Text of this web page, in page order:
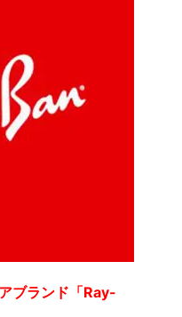
ブランド「Ray-